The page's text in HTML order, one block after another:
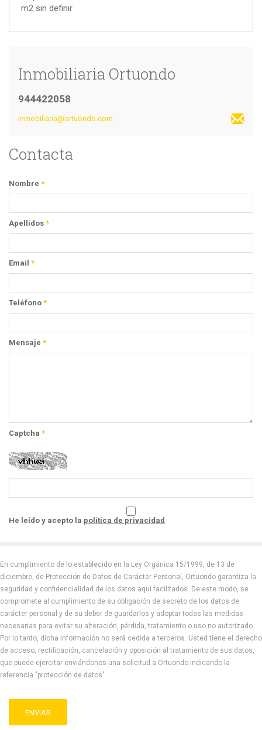
m2 sin definir
Inmobiliaria Ortuondo
944422058
inmobiliaria@ortuondo.com
Contacta
Nombre *
Apellidos *
Email *
Teléfono *
Mensaje *
Captcha *
He leído y acepto la política de privacidad
En cumplimiento de lo establecido en la Ley Orgánica 15/1999, de 13 de
diciembre, de Protección de Datos de Carácter Personal, Ortuondo garantiza la
seguridad y confidencialidad de los datos aquí facilitados. De este modo, se
compromete al cumplimiento de su obligación de secreto de los datos de
carácter personal y de su deber de guardarlos y adoptar todas las medidas
necesarias para evitar su alteración, pérdida, tratamiento o uso no autorizado.
Por lo tanto, dicha información no será cedida a terceros. Usted tiene el derecho
de acceso, rectificación, cancelación y oposición al tratamiento de sus datos,
que puede ejercitar enviándonos una solicitud a Ortuondo indicando la
referencia "protección de datos".
ENVIAR